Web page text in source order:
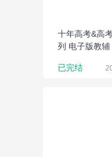
十年高考&高
列 电子版教辅
已完结